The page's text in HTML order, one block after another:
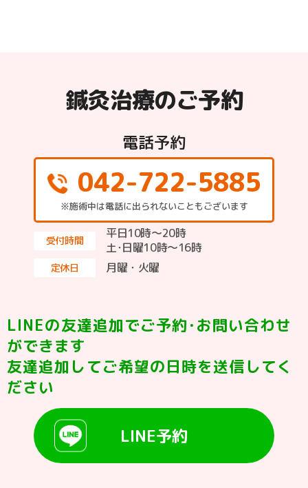
鍼灸治療のご予約
電話予約
042-722-5885
※施術中は電話に出られないこともございます
受付時間
平日10時～20時
土･日曜10時〜16時
定休日 月曜・火曜
LINEの友達追加でご予約･お問い合わせ
ができます
友達追加してご希望の日時を送信してく
ださい
LINE予約